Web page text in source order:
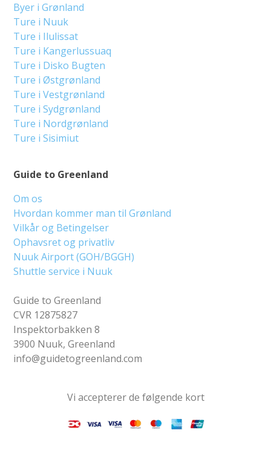
Guide to Greenland
Om os
Hvordan kommer man til Grønland
Vilkår og Betingelser
Ophavsret og privatliv
Nuuk Airport (GOH/BGGH)
Shuttle service i Nuuk
Guide to Greenland
CVR 12875827
Inspektorbakken 8
3900 Nuuk, Greenland
info@guidetogreenland.com
Byer i Grønland
Ture i Nuuk
Ture i Ilulissat
Ture i Kangerlussuaq
Ture i Disko Bugten
Ture i Østgrønland
Ture i Vestgrønland
Ture i Sydgrønland
Ture i Nordgrønland
Ture i Sisimiut
Vi accepterer de følgende kort